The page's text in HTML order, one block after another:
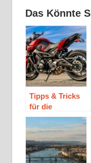
Das Könnte
Tipps & Tricks
für die
Motorradtour in
Ungarn